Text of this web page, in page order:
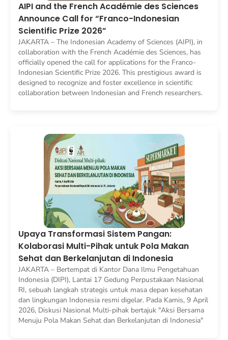
AIPI and the French Académie des Sciences
Announce Call for “Franco-Indonesian
Scientific Prize 2026”
JAKARTA – The Indonesian Academy of Sciences (AIPI), in
collaboration with the French Académie des Sciences, has
officially opened the call for applications for the Franco-
Indonesian Scientific Prize 2026. This prestigious award is
designed to recognize and foster excellence in scientific
collaboration between Indonesian and French researchers.
Upaya Transformasi Sistem Pangan:
Kolaborasi Multi-Pihak untuk Pola Makan
Sehat dan Berkelanjutan di Indonesia
JAKARTA – Bertempat di Kantor Dana Ilmu Pengetahuan
Indonesia (DIPI), Lantai 17 Gedung Perpustakaan Nasional
RI, sebuah langkah strategis untuk masa depan kesehatan
dan lingkungan Indonesia resmi digelar. Pada Kamis, 9 April
2026, Diskusi Nasional Multi-pihak bertajuk "Aksi Bersama
Menuju Pola Makan Sehat dan Berkelanjutan di Indonesia"